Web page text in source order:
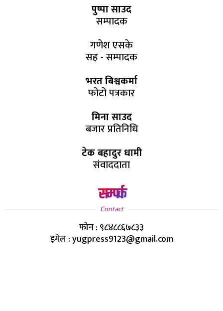
पुष्पा साउद
सम्पादक
गणेश एसके
सह - सम्पादक
भरत बिश्वकर्मा
फोटो पत्रकार
मिना साउद
बजार प्रतिनिधि
टेक बहादुर धामी
संवाददाता
सम्पर्क
Contact
फोन : ९८४८८६७८३३
इमेल : yugpress9123@gmail.com